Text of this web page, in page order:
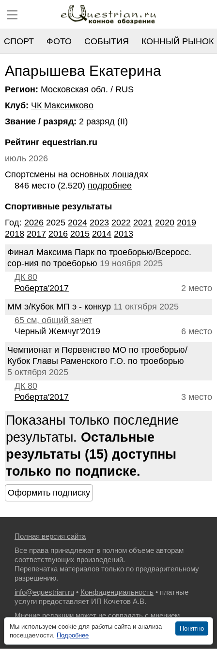
СПОРТ ФОТО СОБЫТИЯ КОННЫЙ РЫНОК
РЕЕСТР
Апарышева Екатерина
Регион: Московская обл. / RUS
Клуб: ЧК Максимково
Звание / разряд: 2 разряд (II)
Рейтинг equestrian.ru
июль 2026
Спортсмены на основных лошадях
846 место (2.520) подробнее
Спортивные результаты
Год: 2026 2025 2024 2023 2022 2021 2020 2019
2018 2017 2016 2015 2014 2013
Финал Максима Парк по троеборью/Всеросс.
сор-ния по троеборью 19 ноября 2025
ДК 80
2 место
Роберта'2017
ММ э/Кубок МП э - конкур 11 октября 2025
65 см, общий зачет
6 место
Черный Жемчуг'2019
Чемпионат и Первенство МО по троеборью/
Кубок Главы Раменского Г.О. по троеборью
5 октября 2025
ДК 80
3 место
Роберта'2017
Показаны только последние
результаты. Остальные
результаты (15) доступны
только по подписке.
Полная версия сайта
Все права принадлежат в полном объеме авторам
соответствующих произведений.
Перепечатка материалов только по предварительному
разрешению.
info@equestrian.ru • Конфиденциальность • платные
услуги предоставляет ИП Кочетов А.В.
Мнение редакции может не совпадать с мнением
авторов.
Понятно
Мы используем cookie для работы сайта и анализа
посещаемости. Подробнее